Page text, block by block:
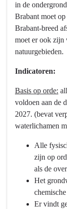
in de
Brabant moet
Brabant-breed
moet er ook zijn
natuurgebieden.
Indicatoren:
Basis op orde:
voldoen aan de
2027. (bevat
waterlichamen
Alle
zijn op
als de
Het
Er vindt